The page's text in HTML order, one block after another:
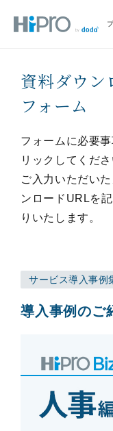
資料ダウン
フォーム
フォームに必要
リックしてくださ
ご入力いただい
ンロードURLを
りいたします。
サービス導入事例
導入事例のご